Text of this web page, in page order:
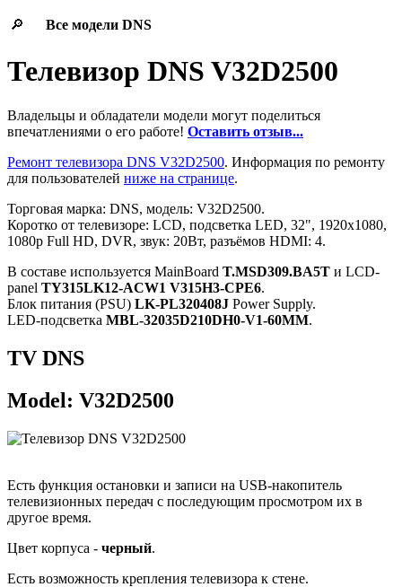
🔎 Все модели DNS
Телевизор DNS V32D2500
Владельцы и обладатели модели могут поделиться
впечатлениями о его работе! Оставить отзыв...
Ремонт телевизора DNS V32D2500. Информация по ремонту
для пользователей ниже на странице.
Торговая марка: DNS, модель: V32D2500.
Коротко от телевизоре: LCD, подсветка LED, 32", 1920x1080,
1080p Full HD, DVR, звук: 20Вт, разъёмов HDMI: 4.
В составе используется MainBoard T.MSD309.BA5T и LCD-
panel TY315LK12-ACW1 V315H3-CPE6.
Блок питания (PSU) LK-PL320408J Power Supply.
LED-подсветка MBL-32035D210DH0-V1-60MM.
TV DNS
Model: V32D2500
Есть функция остановки и записи на USB-накопитель
телевизионных передач с последующим просмотром их в
другое время.
Цвет корпуса - черный.
Есть возможность крепления телевизора к стене.